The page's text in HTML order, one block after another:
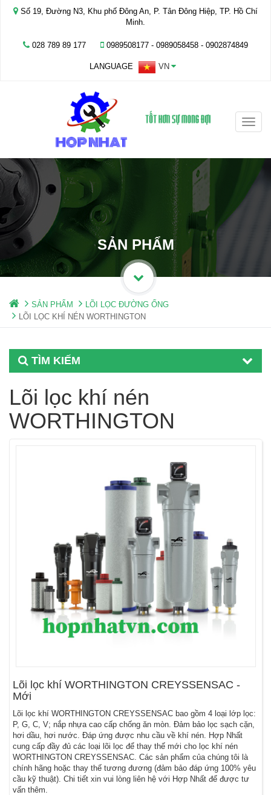
Số 19, Đường N3, Khu phố Đông An, P. Tân Đông Hiệp, TP. Hồ Chí
Minh.
028 789 89 177 0989508177 - ‭0989058458‬ - 0902874849
LANGUAGE VN
Toggle
SẢN PHẨM
SẢN PHẨM
LÕI LỌC ĐƯỜNG ỐNG
LÕI LỌC KHÍ NÉN WORTHINGTON
TÌM KIẾM
Lõi lọc khí nén
WORTHINGTON
Lõi lọc khí WORTHINGTON CREYSSENSAC -
Mới
Lõi lọc khí WORTHINGTON CREYSSENSAC bao gồm 4 loại lớp lọc:
P, G, C, V; nắp nhựa cao cấp chống ăn mòn. Đảm bảo lọc sạch cặn,
hơi dầu, hơi nước. Đáp ứng được nhu cầu về khí nén. Hợp Nhất
cung cấp đầy đủ các loại lõi lọc để thay thế mới cho lọc khí nén
WORTHINGTON CREYSSENSAC. Các sản phẩm của chúng tôi là
chính hãng hoặc thay thế tương đương (đảm bảo đáp ứng 100% yêu
cầu kỹ thuật). Chi tiết xin vui lòng liên hệ với Hợp Nhất để được tư
vấn thêm.